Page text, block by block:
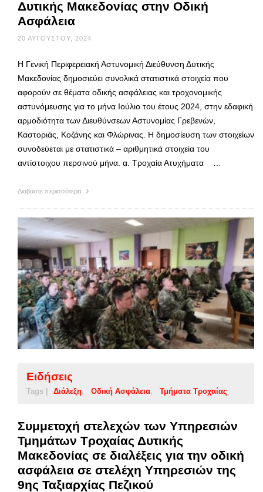
Δυτικής Μακεδονίας στην Οδική
Ασφάλεια
20 ΑΥΓΟΎΣΤΟΥ, 2024
Η Γενική Περιφερειακή Αστυνομική Διεύθυνση Δυτικής
Μακεδονίας δημοσιεύει συνολικά στατιστικά στοιχεία που
αφορούν σε θέματα οδικής ασφάλειας και τροχονομικής
αστυνόμευσης για το μήνα Ιούλιο του έτους 2024, στην εδαφική
αρμοδιότητα των Διευθύνσεων Αστυνομίας Γρεβενών,
Καστοριάς, Κοζάνης και Φλώρινας. Η δημοσίευση των στοιχείων
συνοδεύεται με στατιστικά – αριθμητικά στοιχεία του
αντίστοιχου περσινού μήνα. α. Τροχαία Ατυχήματα …
Διαβάστε περισσότερα
Ειδήσεις
Tags | Διάλεξη Οδική Ασφάλεια Τμήματα Τροχαίας
Συμμετοχή στελεχών των Υπηρεσιών
Τμημάτων Τροχαίας Δυτικής
Μακεδονίας σε διαλέξεις για την οδική
ασφάλεια σε στελέχη Υπηρεσιών της
9ης Ταξιαρχίας Πεζικού